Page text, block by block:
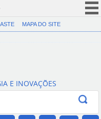
CORONAVÍRUS (COVID-19)
Canais
MAPA DO SITE
E INOVAÇÕES